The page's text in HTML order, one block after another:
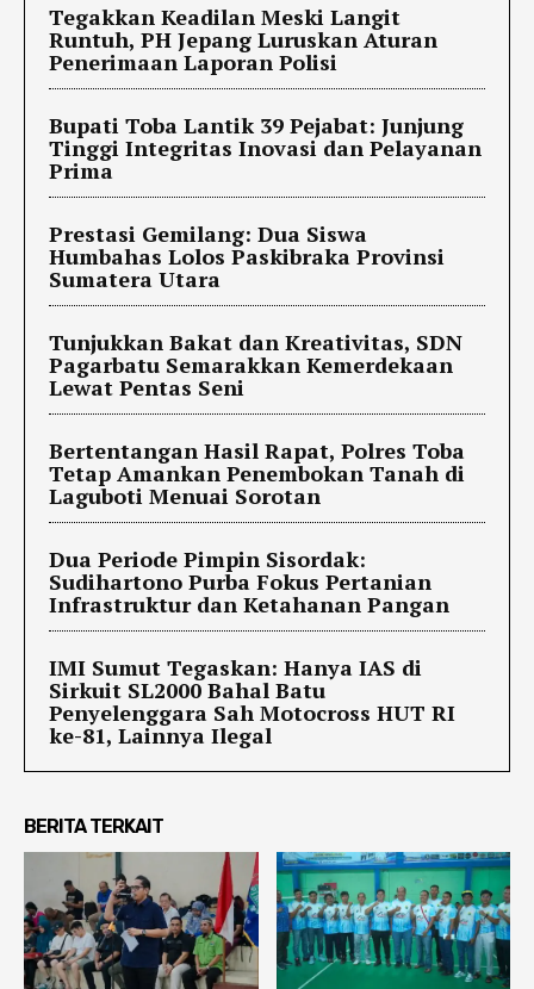
Tegakkan Keadilan Meski Langit
Runtuh, PH Jepang Luruskan Aturan
Penerimaan Laporan Polisi
Bupati Toba Lantik 39 Pejabat: Junjung
Tinggi Integritas Inovasi dan Pelayanan
Prima
Prestasi Gemilang: Dua Siswa
Humbahas Lolos Paskibraka Provinsi
Sumatera Utara
Tunjukkan Bakat dan Kreativitas, SDN
Pagarbatu Semarakkan Kemerdekaan
Lewat Pentas Seni
Bertentangan Hasil Rapat, Polres Toba
Tetap Amankan Penembokan Tanah di
Laguboti Menuai Sorotan
Dua Periode Pimpin Sisordak:
Sudihartono Purba Fokus Pertanian
Infrastruktur dan Ketahanan Pangan
IMI Sumut Tegaskan: Hanya IAS di
Sirkuit SL2000 Bahal Batu
Penyelenggara Sah Motocross HUT RI
ke-81, Lainnya Ilegal
BERITA TERKAIT